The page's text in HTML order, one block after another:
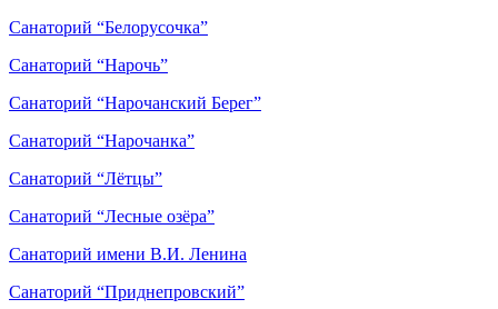
Санаторий “Белорусочка”
Санаторий “Нарочь”
Санаторий “Нарочанский Берег”
Санаторий “Нарочанка”
Санаторий “Лётцы”
Санаторий “Лесные озёра”
Санаторий имени В.И. Ленина
Санаторий “Приднепровский”